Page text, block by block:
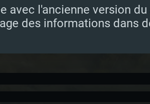
avec l'ancienne version
des informations dans